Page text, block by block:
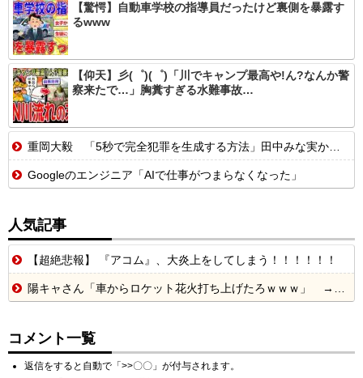
【驚愕】自動車学校の指導員だったけど裏側を暴露す
るwww
【仰天】彡(゜)(゜)「川でキャンプ最高や!ん?なんか警
察来たで…」胸糞すぎる水難事故…
重岡大毅 「5秒で完全犯罪を生成する方法」田中みな実から「目元がシワシワ」とダメ出し連発されたことを暴露
Googleのエンジニア「AIで仕事がつまらなくなった」
人気記事
【超絶悲報】 『アコム』、大炎上をしてしまう！！！！！！
陽キャさん「車からロケット花火打ち上げたろｗｗｗ」 → サンルーフが閉まっていて無事車内に発射
コメント一覧
返信をすると自動で「>>〇〇」が付与されます。